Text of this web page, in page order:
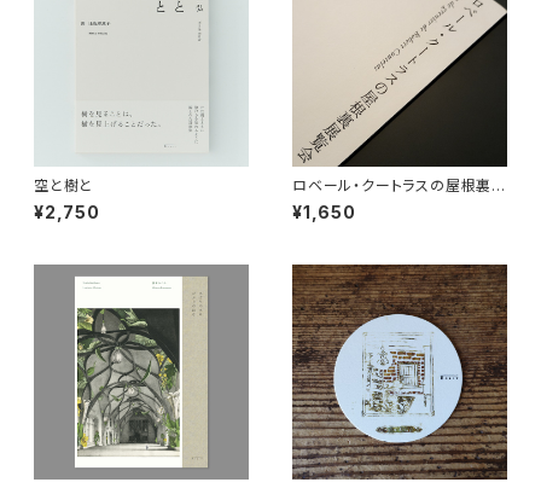
空と樹と
¥2,750
ロベール・クートラスの屋根裏展
覧会
¥1,650